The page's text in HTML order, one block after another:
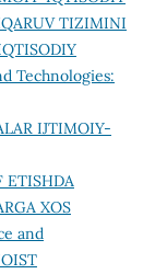
TIZIMINI
Technologies:
IJTIMOIY-
ETISHDA
XOS
and